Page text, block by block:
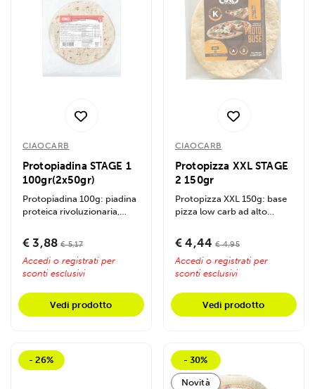
CIAOCARB
Protopiadina STAGE 1
100gr(2x50gr)
Protopiadina 100g: piadina
proteica rivoluzionaria,
con...
€ 3,88 € 5,17
Accedi o registrati per
sconti esclusivi
Vedi prodotto
CIAOCARB
Protopizza XXL STAGE
2 150gr
Protopizza XXL 150g: base
pizza low carb ad alto
fibroso, pronta...
€ 4,44 € 4,95
Accedi o registrati per
sconti esclusivi
Vedi prodotto
- 26% - 30%
Novità